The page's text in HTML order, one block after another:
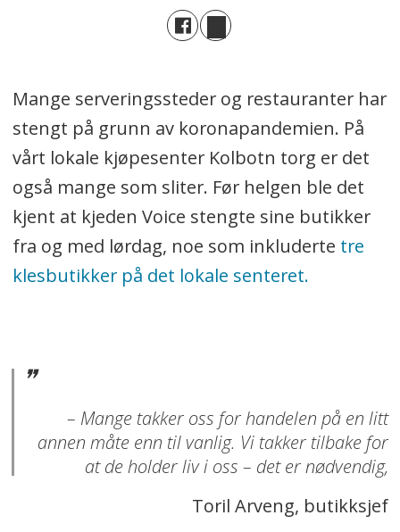
Mange serveringssteder og restauranter har
stengt på grunn av koronapandemien. På
vårt lokale kjøpesenter Kolbotn torg er det
også mange som sliter. Før helgen ble det
kjent at kjeden Voice stengte sine butikker
fra og med lørdag, noe som inkluderte tre
klesbutikker på det lokale senteret.
– Mange takker oss for handelen på en litt
annen måte enn til vanlig. Vi takker tilbake for
at de holder liv i oss – det er nødvendig,
Toril Arveng, butikksjef